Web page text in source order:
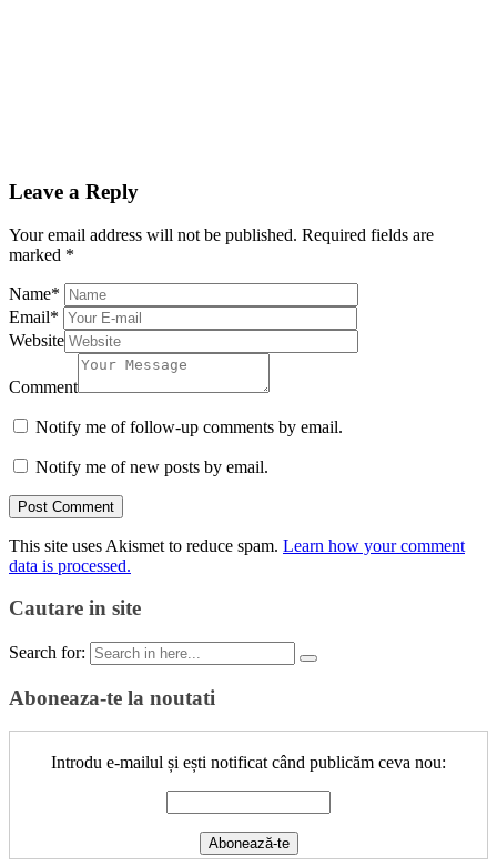
Leave a Reply
Your email address will not be published. Required fields are
marked *
Name*
Email*
Website
Comment
Notify me of follow-up comments by email.
Notify me of new posts by email.
This site uses Akismet to reduce spam. Learn how your comment
data is processed.
Cautare in site
Search for:
Aboneaza-te la noutati
Introdu e-mailul și ești notificat când publicăm ceva nou: